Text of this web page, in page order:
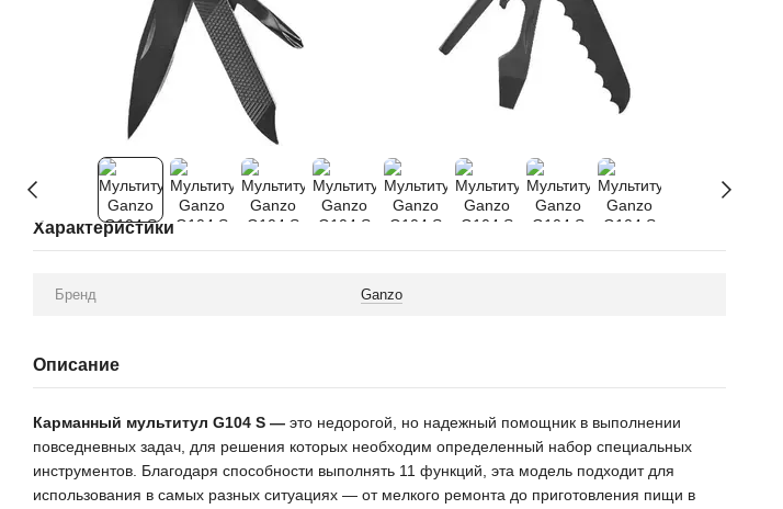
Характеристики
Бренд Ganzo
Описание
Карманный мультитул G104 S — это недорогой, но надежный помощник в выполнении
повседневных задач, для решения которых необходим определенный набор специальных
инструментов. Благодаря способности выполнять 11 функций, эта модель подходит для
использования в самых разных ситуациях — от мелкого ремонта до приготовления пищи в